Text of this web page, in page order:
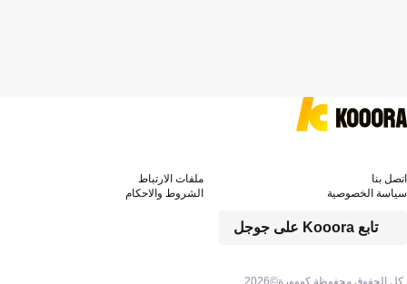
كل الحقوق محفوظة كووورة©2026
تابع Kooora على جوجل
اتصل بنا
ملفات الارتباط
سياسة الخصوصية
الشروط والاحكام